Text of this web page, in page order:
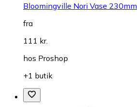
Bloomingville Nori Vase 230mm
fra
111 kr.
hos Proshop
+1 butik